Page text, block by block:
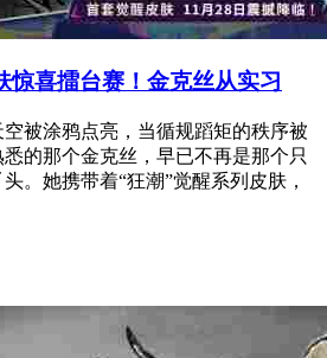
惊喜擂台赛！金克丝从实习
被涂鸦点亮，当循规蹈矩的秩序被
的那个金克丝，早已不再是那个只
。她携带着“狂潮”觉醒系列皮肤，